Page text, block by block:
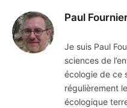
Paul
Je suis Paul
sciences de
écologie de ce
régulièrement
écologique